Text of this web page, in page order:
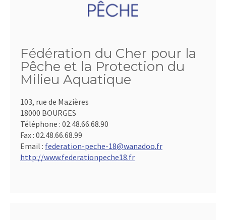
Fédération du Cher pour la
Pêche et la Protection du
Milieu Aquatique
103, rue de Mazières
18000 BOURGES
Téléphone : 02.48.66.68.90
Fax : 02.48.66.68.99
Email : federation-peche-18@wanadoo.fr
http://www.federationpeche18.fr